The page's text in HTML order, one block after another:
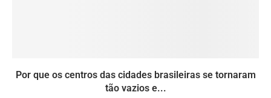
Por que os centros das cidades brasileiras se tornaram
tão vazios e...